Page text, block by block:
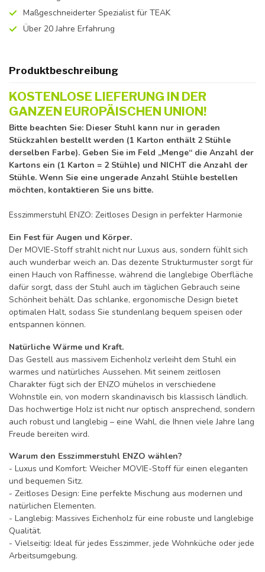
Maßgeschneiderter Spezialist für TEAK
Über 20 Jahre Erfahrung
Produktbeschreibung
KOSTENLOSE LIEFERUNG IN DER
GANZEN EUROPÄISCHEN UNION!
Bitte beachten Sie: Dieser Stuhl kann nur in geraden
Stückzahlen bestellt werden (1 Karton enthält 2 Stühle
derselben Farbe). Geben Sie im Feld „Menge“ die Anzahl der
Kartons ein (1 Karton = 2 Stühle) und NICHT die Anzahl der
Stühle. Wenn Sie eine ungerade Anzahl Stühle bestellen
möchten, kontaktieren Sie uns bitte.
Esszimmerstuhl ENZO: Zeitloses Design in perfekter Harmonie
Ein Fest für Augen und Körper.
Der MOVIE-Stoff strahlt nicht nur Luxus aus, sondern fühlt sich
auch wunderbar weich an. Das dezente Strukturmuster sorgt für
einen Hauch von Raffinesse, während die langlebige Oberfläche
dafür sorgt, dass der Stuhl auch im täglichen Gebrauch seine
Schönheit behält. Das schlanke, ergonomische Design bietet
optimalen Halt, sodass Sie stundenlang bequem speisen oder
entspannen können.
Natürliche Wärme und Kraft.
Das Gestell aus massivem Eichenholz verleiht dem Stuhl ein
warmes und natürliches Aussehen. Mit seinem zeitlosen
Charakter fügt sich der ENZO mühelos in verschiedene
Wohnstile ein, von modern skandinavisch bis klassisch ländlich.
Das hochwertige Holz ist nicht nur optisch ansprechend, sondern
auch robust und langlebig – eine Wahl, die Ihnen viele Jahre lang
Freude bereiten wird.
Warum den Esszimmerstuhl ENZO wählen?
- Luxus und Komfort: Weicher MOVIE-Stoff für einen eleganten
und bequemen Sitz.
- Zeitloses Design: Eine perfekte Mischung aus modernen und
natürlichen Elementen.
- Langlebig: Massives Eichenholz für eine robuste und langlebige
Qualität.
- Vielseitig: Ideal für jedes Esszimmer, jede Wohnküche oder jede
Arbeitsumgebung.